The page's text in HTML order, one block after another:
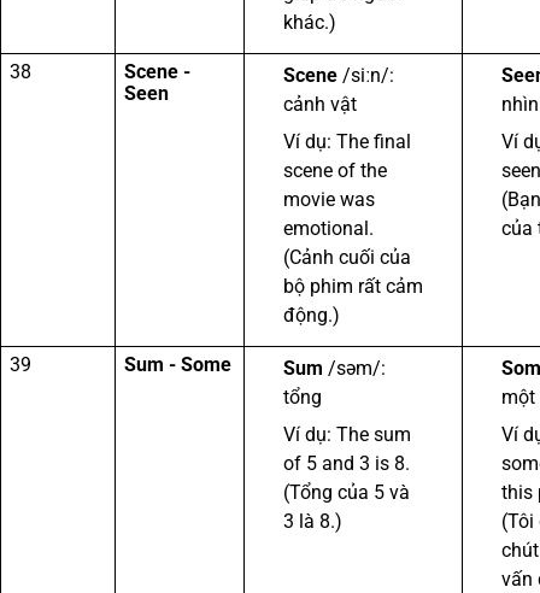
khác.)
38
Scene -
Seen
Scene/siːn/:
cảnh vật
Ví dụ: The final
scene of the
movie was
emotional.
(Cảnh cuối của
bộ phim rất cảm
động.)
Ví
của
39 Sum - Some Sum /səm/:
tổng
Ví dụ: The sum
of 5 and 3 is 8.
(Tổng của 5 và
3 là 8.)
một
Ví
this
(Tôi
vấn